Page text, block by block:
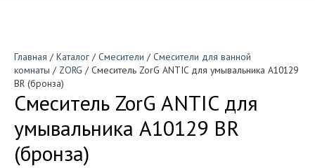
Главная / Каталог / Смесители / Смесители для ванной
комнаты / ZORG / Смеситель ZorG ANTIC для умывальника A10129
BR (бронза)
Смеситель ZorG ANTIC для
умывальника A10129 BR
(бронза)